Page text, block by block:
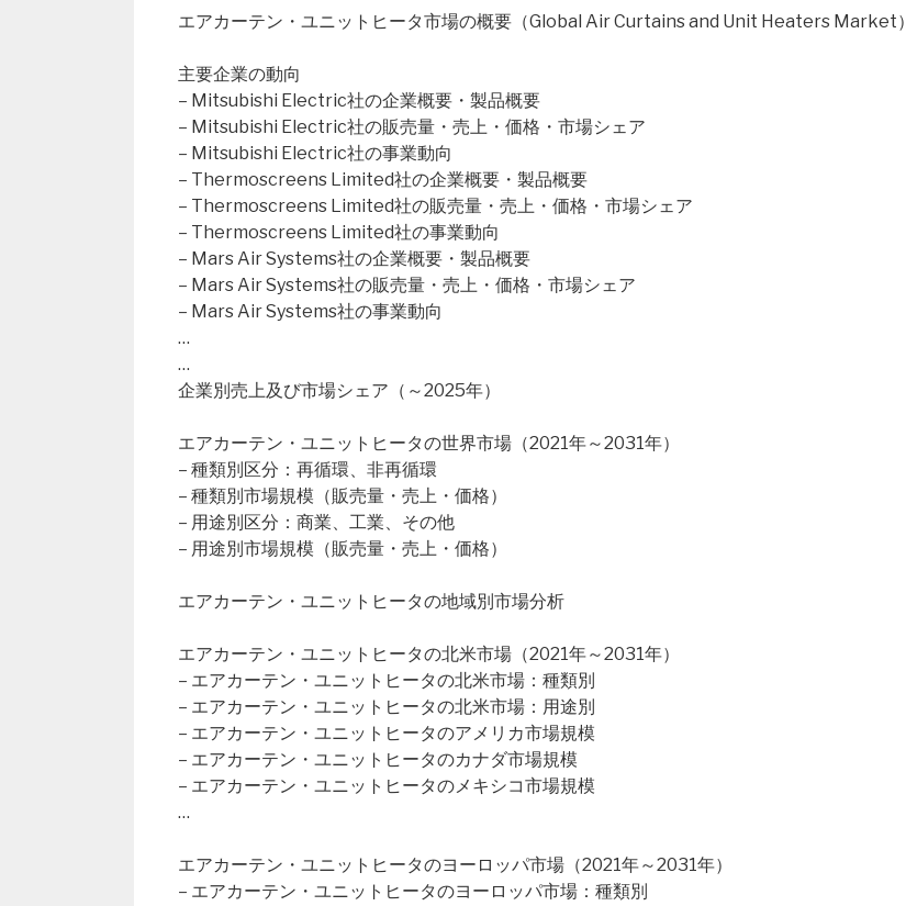
エアカーテン・ユニットヒータ市場の概要（Global Air Curtains and Unit Heaters Market）
主要企業の動向
– Mitsubishi Electric社の企業概要・製品概要
– Mitsubishi Electric社の販売量・売上・価格・市場シェア
– Mitsubishi Electric社の事業動向
– Thermoscreens Limited社の企業概要・製品概要
– Thermoscreens Limited社の販売量・売上・価格・市場シェア
– Thermoscreens Limited社の事業動向
– Mars Air Systems社の企業概要・製品概要
– Mars Air Systems社の販売量・売上・価格・市場シェア
– Mars Air Systems社の事業動向
…
…
企業別売上及び市場シェア（～2025年）
エアカーテン・ユニットヒータの世界市場（2021年～2031年）
– 種類別区分：再循環、非再循環
– 種類別市場規模（販売量・売上・価格）
– 用途別区分：商業、工業、その他
– 用途別市場規模（販売量・売上・価格）
エアカーテン・ユニットヒータの地域別市場分析
エアカーテン・ユニットヒータの北米市場（2021年～2031年）
– エアカーテン・ユニットヒータの北米市場：種類別
– エアカーテン・ユニットヒータの北米市場：用途別
– エアカーテン・ユニットヒータのアメリカ市場規模
– エアカーテン・ユニットヒータのカナダ市場規模
– エアカーテン・ユニットヒータのメキシコ市場規模
…
エアカーテン・ユニットヒータのヨーロッパ市場（2021年～2031年）
– エアカーテン・ユニットヒータのヨーロッパ市場：種類別